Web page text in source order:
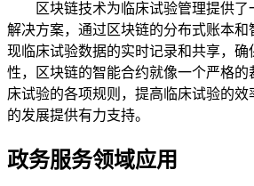
区块链技术为临床试验管理提供
解决方案，通过区块链的分布式账本和
现临床试验数据的实时记录和共享，确
性，区块链的智能合约就像一个严格
床试验的各项规则，提高临床试验的
的发展提供有力支持。
政务服务领域应用